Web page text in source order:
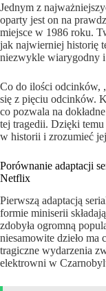
Jednym z
oparty jest on na
miejsce w 1986 roku.
jak najwierniej historię
niezwykle wiarygodny
Co do ilości odcinków,
się z pięciu odcinków.
co pozwala na
tej tragedii. Dzięki
w historii i zrozumieć
Porównanie adaptacji
Netflix
Pierwszą adaptacją
formie miniserii
zdobyła ogromną
niesamowite dzieło ma
tragiczne wydarzenia
elektrowni w